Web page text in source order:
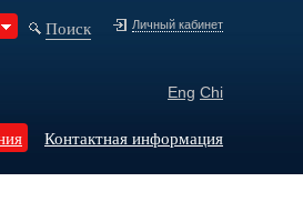
Личный кабинет
Поиск
Eng Chi
Контактная информация